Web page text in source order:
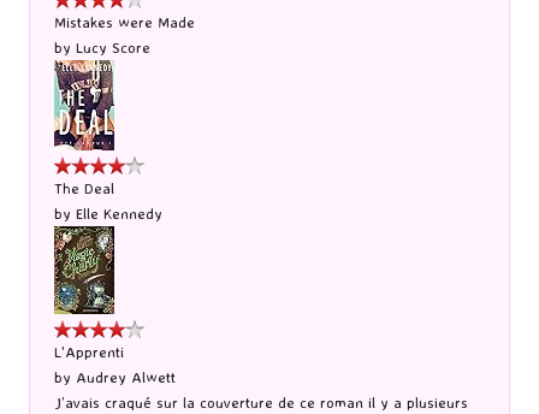
Mistakes were Made
by Lucy Score
The Deal
by Elle Kennedy
L'Apprenti
by Audrey Alwett
J’avais craqué sur la couverture de ce roman il y a plusieurs